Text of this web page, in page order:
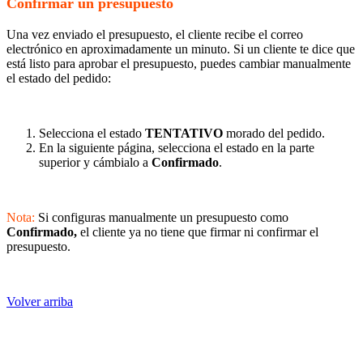
Confirmar un presupuesto
Una vez enviado el presupuesto, el cliente recibe el correo
electrónico en aproximadamente un minuto. Si un cliente te dice que
está listo para aprobar el presupuesto, puedes cambiar manualmente
el estado del pedido:
Selecciona el estado TENTATIVO morado del pedido.
En la siguiente página, selecciona el estado en la parte
superior y cámbialo a Confirmado.
Nota: Si configuras manualmente un presupuesto como
Confirmado, el cliente ya no tiene que firmar ni confirmar el
presupuesto.
Volver arriba